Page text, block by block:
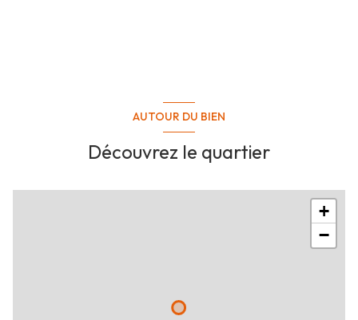
AUTOUR DU BIEN
Découvrez le quartier
+
−